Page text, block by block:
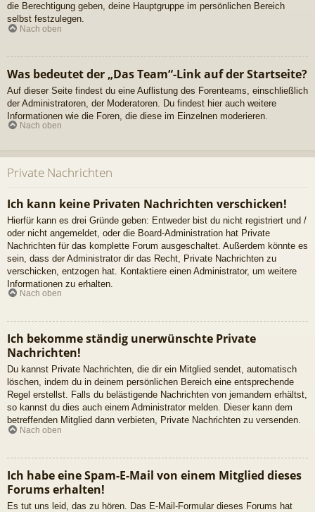
die Berechtigung geben, deine Hauptgruppe im persönlichen Bereich
selbst festzulegen.
Nach oben
Was bedeutet der „Das Team“-Link auf der Startseite?
Auf dieser Seite findest du eine Auflistung des Forenteams, einschließlich
der Administratoren, der Moderatoren. Du findest hier auch weitere
Informationen wie die Foren, die diese im Einzelnen moderieren.
Nach oben
Private Nachrichten
Ich kann keine Privaten Nachrichten verschicken!
Hierfür kann es drei Gründe geben: Entweder bist du nicht registriert und /
oder nicht angemeldet, oder die Board-Administration hat Private
Nachrichten für das komplette Forum ausgeschaltet. Außerdem könnte es
sein, dass der Administrator dir das Recht, Private Nachrichten zu
verschicken, entzogen hat. Kontaktiere einen Administrator, um weitere
Informationen zu erhalten.
Nach oben
Ich bekomme ständig unerwünschte Private
Nachrichten!
Du kannst Private Nachrichten, die dir ein Mitglied sendet, automatisch
löschen, indem du in deinem persönlichen Bereich eine entsprechende
Regel erstellst. Falls du belästigende Nachrichten von jemandem erhältst,
so kannst du dies auch einem Administrator melden. Dieser kann dem
betreffenden Mitglied dann verbieten, Private Nachrichten zu versenden.
Nach oben
Ich habe eine Spam-E-Mail von einem Mitglied dieses
Forums erhalten!
Es tut uns leid, das zu hören. Das E-Mail-Formular dieses Forums hat